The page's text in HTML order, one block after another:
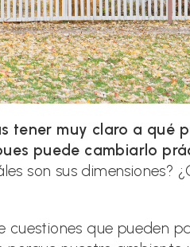
tener muy claro a qué
puede cambiarlo
son sus
cuestiones que pueden